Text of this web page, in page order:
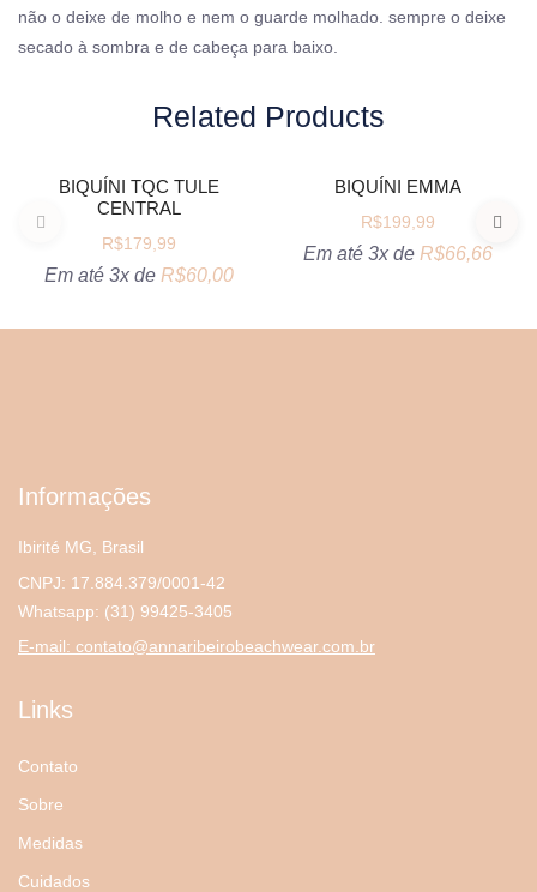
não o deixe de molho e nem o guarde molhado. sempre o deixe
secado à sombra e de cabeça para baixo.
Related Products
VER OPÇÕES
BIQUÍNI TQC TULE
CENTRAL
R$179,99
Em até 3x de R$60,00
VER OPÇÕES
BIQUÍNI EMMA
R$199,99
Em até 3x de R$66,66
Informações
Ibirité MG, Brasil
CNPJ: 17.884.379/0001-42
Whatsapp: (31) 99425-3405
E-mail: contato@annaribeirobeachwear.com.br
Links
Contato
Sobre
Medidas
Cuidados